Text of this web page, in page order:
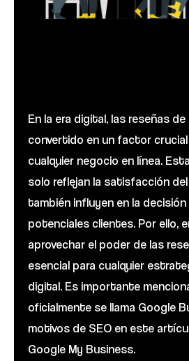
En la era digital, las reseñas
convertido en un factor
cualquier negocio en línea.
solo reflejan la satisfacción
también influyen en la
potenciales clientes. Por ello,
aprovechar el poder de las
esencial para cualquier
digital. Es importante
oficialmente se llama Google
motivos de SEO en este
Google My Business.